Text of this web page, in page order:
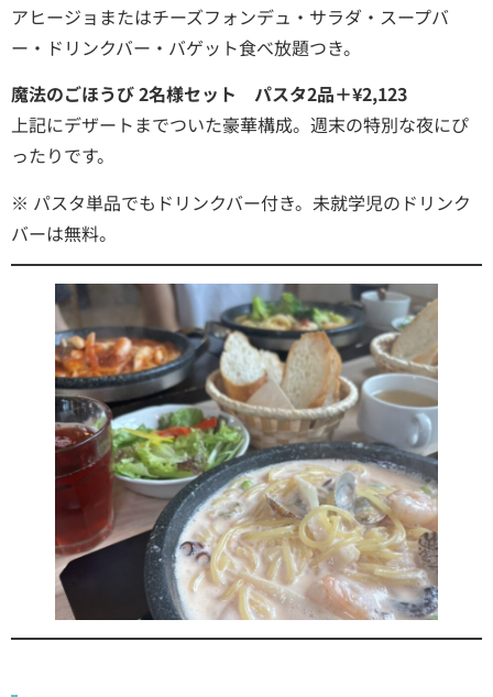
アヒージョまたはチーズフォンデュ・サラダ・スープバ
ー・ドリンクバー・バゲット食べ放題つき。
魔法のごほうび 2名様セット パスタ2品＋¥2,123
上記にデザートまでついた豪華構成。週末の特別な夜にぴ
ったりです。
※ パスタ単品でもドリンクバー付き。未就学児のドリンク
バーは無料。